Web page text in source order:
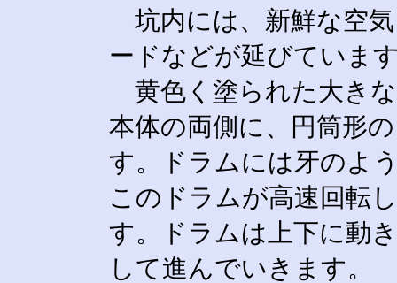
坑内には、新鮮な空
ードなどが延びていま
黄色く塗られた大き
本体の両側に、円筒形
す。ドラムには牙のよ
このドラムが高速回転
す。ドラムは上下に動
して進んでいきます。